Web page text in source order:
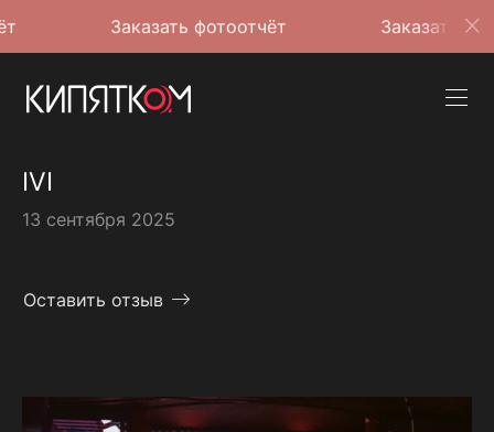
Заказать фотоотчёт Заказать фотоотчёт
IVI
13 сентября 2025
Оставить отзыв